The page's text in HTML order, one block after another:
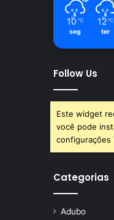
10 ℃
seg
12 ℃
ter
Follow Us
Este widget
você pode
configurações
Categorias
Adubo